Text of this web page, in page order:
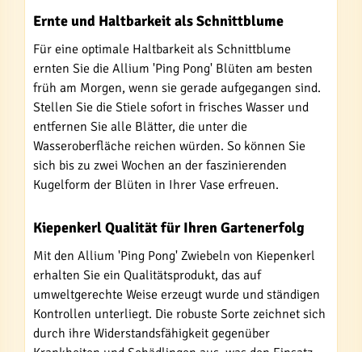
Ernte und Haltbarkeit als Schnittblume
Für eine optimale Haltbarkeit als Schnittblume
ernten Sie die Allium 'Ping Pong' Blüten am besten
früh am Morgen, wenn sie gerade aufgegangen sind.
Stellen Sie die Stiele sofort in frisches Wasser und
entfernen Sie alle Blätter, die unter die
Wasseroberfläche reichen würden. So können Sie
sich bis zu zwei Wochen an der faszinierenden
Kugelform der Blüten in Ihrer Vase erfreuen.
Kiepenkerl Qualität für Ihren Gartenerfolg
Mit den Allium 'Ping Pong' Zwiebeln von Kiepenkerl
erhalten Sie ein Qualitätsprodukt, das auf
umweltgerechte Weise erzeugt wurde und ständigen
Kontrollen unterliegt. Die robuste Sorte zeichnet sich
durch ihre Widerstandsfähigkeit gegenüber